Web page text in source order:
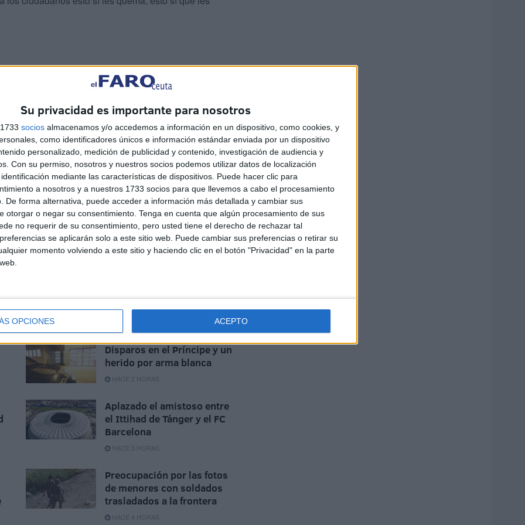
Su privacidad es importante para nosotros
socios almacenamos y/o accedemos a información en un dispositivo, como cookies, y
como identificadores únicos e información estándar enviada por un dispositivo
personalizado, medición de publicidad y contenido, investigación de audiencia y
Con su permiso, nosotros y nuestros socios podemos utilizar datos de localización
mediante las características de dispositivos. Puede hacer clic para
a nosotros y a nuestros 1733 socios para que llevemos a cabo el procesamiento
De forma alternativa, puede acceder a información más detallada y cambiar sus
otorgar o negar su consentimiento. Tenga en cuenta que algún procesamiento de sus
no requerir de su consentimiento, pero usted tiene el derecho de rechazar tal
se aplicarán solo a este sitio web. Puede cambiar sus preferencias o retirar su
momento volviendo a este sitio y haciendo clic en el botón "Privacidad" en la parte
OPCIONES ACEPTO
porque les sale más barato o de familias que
de Ceuta no parece la más apropiada.
pero, sobre todo, buscar soluciones se
oportunismo político de un partido o la pataleta de
Disparos en el Príncipe y un
herido por arma blanca
HACE 2 HORAS
Aplazado el amistoso entre
el Ittihad de Tánger y el FC
Barcelona
HACE 3 HORAS
Preocupación por las fotos
de menores con soldados
trasladados a la frontera
HACE 4 HORAS